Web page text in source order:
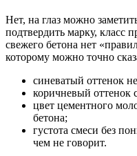
Нет, на глаз можно
подтвердить марку, класс
свежего бетона нет
которому можно точно
синеватый оттенок
коричневый оттенок
цвет цементного
бетона;
густота смеси без
чем не говорит.